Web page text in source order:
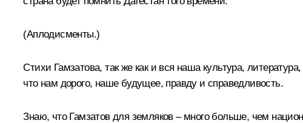
(Аплодисменты.)
Стихи Гамзатова, так же как и вся наша культура,
что нам дорого, наше будущее, правду и справедливость.
Знаю, что Гамзатов для земляков – много больше, чем